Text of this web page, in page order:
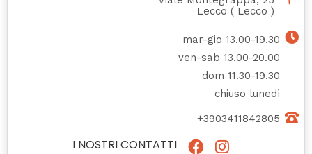
Lecco ( Lecco )
mar-gio 13.00-19.30
ven-sab 13.00-20.00
dom 11.30-19.30
chiuso lunedì
+3903411842805
I NOSTRI CONTATTI